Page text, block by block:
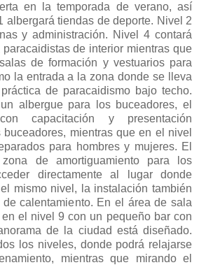
en la temporada de verano, así
albergará tiendas de deporte. Nivel 2
y administración. Nivel 4 contará
de interior mientras que
de formación y vestuarios para
la entrada a la zona donde se lleva
de paracaidismo bajo techo.
albergue para los buceadores, el
capacitación y presentación
mientras que en el nivel
para hombres y mujeres. El
de amortiguamiento para los
directamente al lugar donde
mismo nivel, la instalación también
calentamiento. En el área de sala
el nivel 9 con un pequeño bar con
de la ciudad está diseñado.
los niveles, donde podrá relajarse
mientras que mirando el